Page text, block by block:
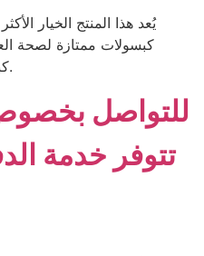
يُعد هذا المنتج الخيار
كبسولات ممتازة لصحة
كبسولات “مور لازورد” في الكويت.
للتواصل
تتوفر خدمة